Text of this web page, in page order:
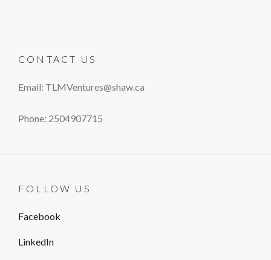
CONTACT US
Email: TLMVentures@shaw.ca
Phone: 2504907715
FOLLOW US
Facebook
LinkedIn